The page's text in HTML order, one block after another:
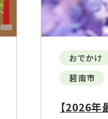
おでかけ
碧南市
【2026年